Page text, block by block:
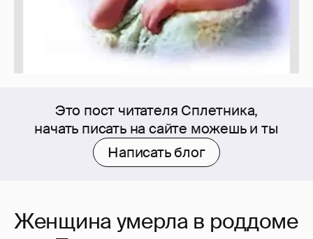
Это пост читателя Сплетника,
начать писать на сайте можешь и ты
Написать блог
Женщина умерла в роддоме